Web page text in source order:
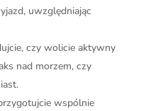
uwzględniając
czy wolicie aktywny
nad morzem, czy
wspólnie